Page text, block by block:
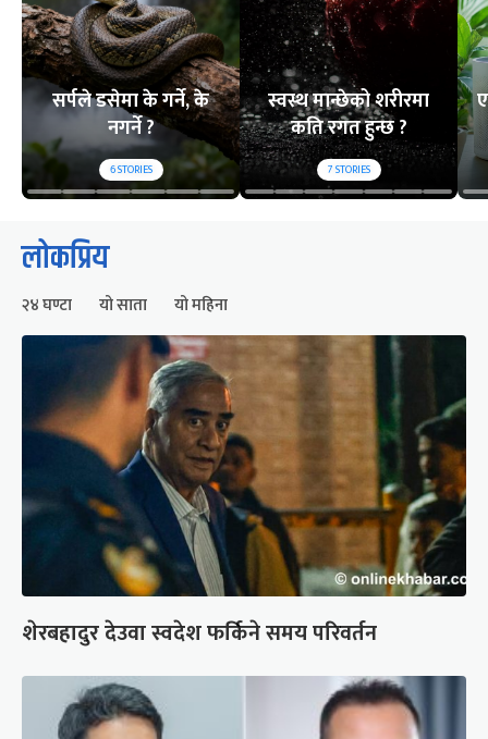
सर्पले डसेमा के गर्ने, के
नगर्ने ?
6STORIES
स्वस्थ मान्छेको शरीरमा
कति रगत हुन्छ ?
7STORIES
लोकप्रिय
२४ घण्टा यो साता यो महिना
शेरबहादुर देउवा स्वदेश फर्किने समय परिवर्तन